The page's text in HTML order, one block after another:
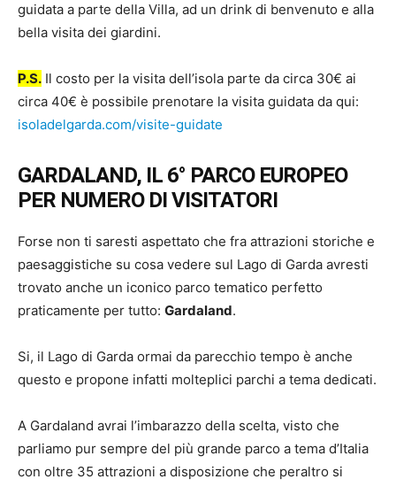
guidata a parte della Villa, ad un drink di benvenuto e alla
bella visita dei giardini.
P.S. Il costo per la visita dell’isola parte da circa 30€ ai
circa 40€ è possibile prenotare la visita guidata da qui:
isoladelgarda.com/visite-guidate
GARDALAND, IL 6° PARCO EUROPEO
PER NUMERO DI VISITATORI
Forse non ti saresti aspettato che fra attrazioni storiche e
paesaggistiche su cosa vedere sul Lago di Garda avresti
trovato anche un iconico parco tematico perfetto
praticamente per tutto: Gardaland.
Si, il Lago di Garda ormai da parecchio tempo è anche
questo e propone infatti molteplici parchi a tema dedicati.
A Gardaland avrai l’imbarazzo della scelta, visto che
parliamo pur sempre del più grande parco a tema d’Italia
con oltre 35 attrazioni a disposizione che peraltro si